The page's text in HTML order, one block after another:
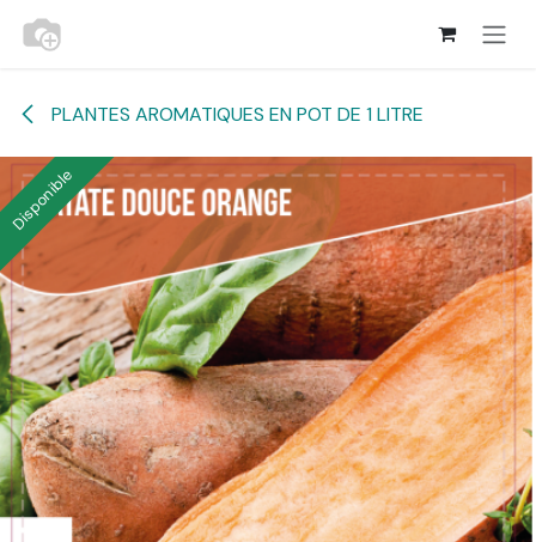
Se rendre au contenu
PLANTES AROMATIQUES EN POT DE 1 LITRE
Disponible